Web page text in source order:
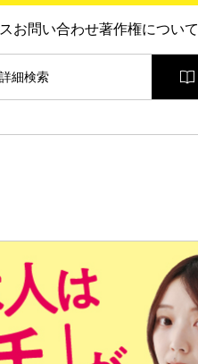
お問い合わせ著作権について
詳細検索